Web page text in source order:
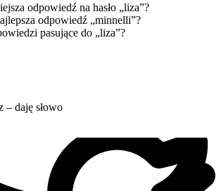
odpowiedź na hasło „liza”?
odpowiedź „minnelli”?
pasujące do „liza”?
– daję słowo